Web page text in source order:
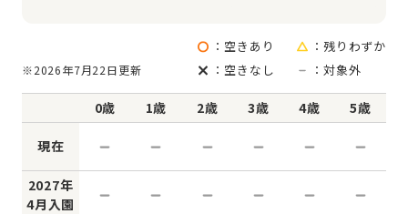
※2026年7月22日更新
：空きあり
：残りわずか
：空きなし
：対象外
0歳 1歳 2歳 3歳 4歳 5歳
現在
2027年
4月入園